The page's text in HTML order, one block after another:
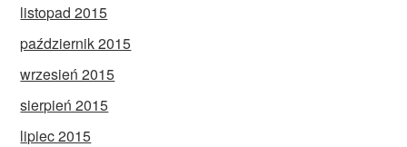
listopad 2015
październik 2015
wrzesień 2015
sierpień 2015
lipiec 2015